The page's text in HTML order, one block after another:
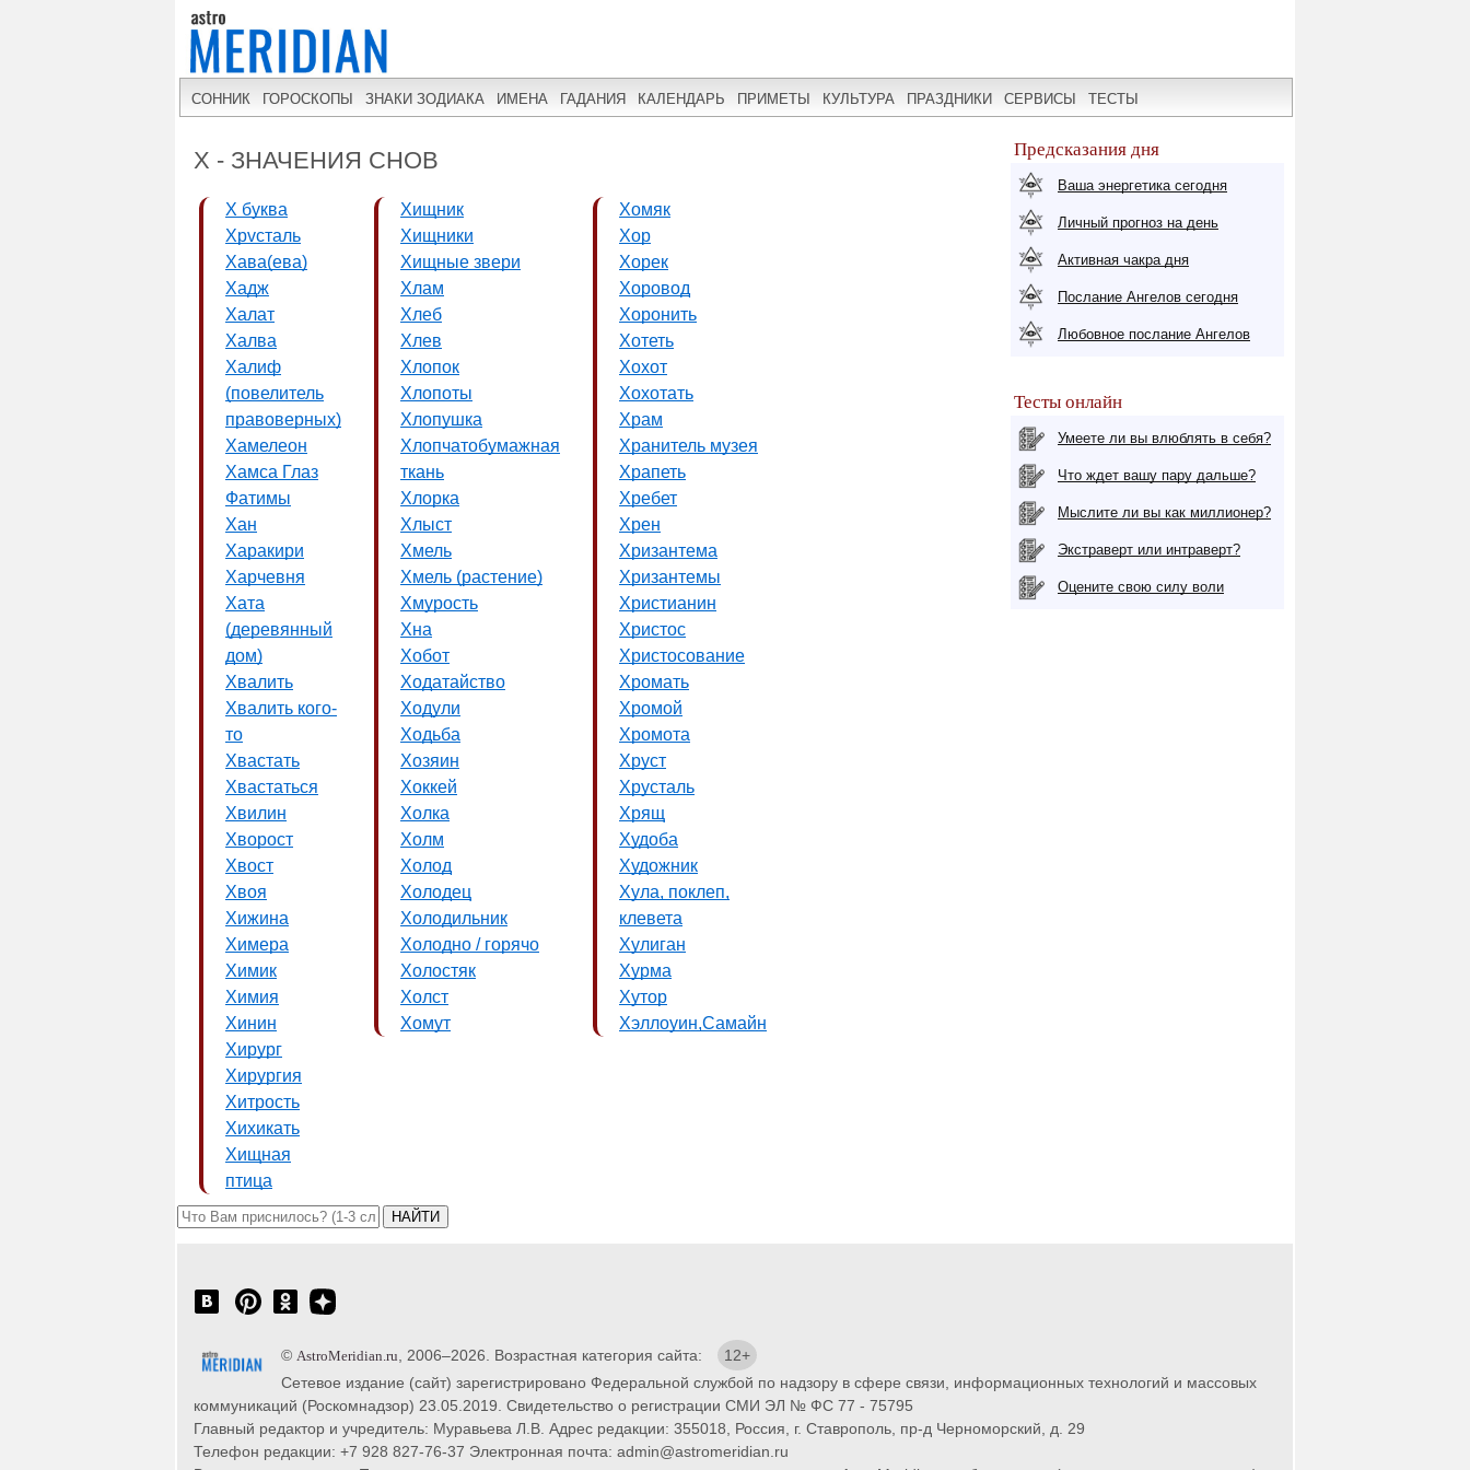
СОННИК ГОРОСКОПЫ ЗНАКИ ЗОДИАКА ИМЕНА ГАДАНИЯ КАЛЕНДАРЬ ПРИМЕТЫ КУЛЬТУРА ПРАЗДНИКИ СЕРВИСЫ ТЕСТЫ
Х - ЗНАЧЕНИЯ СНОВ
Х буква
Хpvсталь
Хава(ева)
Хадж
Халат
Халва
Халиф
(повелитель
правоверных)
Хамелеон
Хамса Глаз
Фатимы
Хан
Харакири
Харчевня
Хата
(деревянный
дом)
Хвалить
Хвалить кого-
то
Хвастать
Хвастаться
Хвилин
Хворост
Хвост
Хвоя
Хижина
Химера
Химик
Химия
Хинин
Хирург
Хирургия
Хитрость
Хихикать
Хищная
птица
Хищник
Хищники
Хищные звери
Хлам
Хлеб
Хлев
Хлопок
Хлопоты
Хлопушка
Хлопчатобумажная
ткань
Хлорка
Хлыст
Хмель
Хмель (растение)
Хмурость
Хна
Хобот
Ходатайство
Ходули
Ходьба
Хозяин
Хоккей
Холка
Холм
Холод
Холодец
Холодильник
Холодно / горячо
Холостяк
Холст
Хомут
Хомяк
Хор
Хорек
Хоровод
Хоронить
Хотеть
Хохот
Хохотать
Храм
Хранитель музея
Храпеть
Хребет
Хрен
Хризантема
Хризантемы
Христианин
Христос
Христосование
Хромать
Хромой
Хромота
Хруст
Хрусталь
Хрящ
Худоба
Художник
Хула, поклеп,
клевета
Хулиган
Хурма
Хутор
Хэллоуин,Самайн
Предсказания дня
Ваша энергетика сегодня
Личный прогноз на день
Активная чакра дня
Послание Ангелов сегодня
Любовное послание Ангелов
Тесты онлайн
Умеете ли вы влюблять в себя?
Что ждет вашу пару дальше?
Мыслите ли вы как миллионер?
Экстраверт или интраверт?
Оцените свою силу воли
© AstroMeridian.ru , 2006–2026. Возрастная категория сайта:
12+
Сетевое издание (сайт) зарегистрировано Федеральной службой по надзору в сфере связи, информационных технологий и массовых
коммуникаций (Роскомнадзор) 23.05.2019. Свидетельство о регистрации СМИ ЭЛ № ФС 77 - 75795
Главный редактор и учредитель: Муравьева Л.В. Адрес редакции: 355018, Россия, г. Ставрополь, пр-д Черноморский, д. 29
Телефон редакции: +7 928 827-76-37 Электронная почта: admin@astromeridian.ru